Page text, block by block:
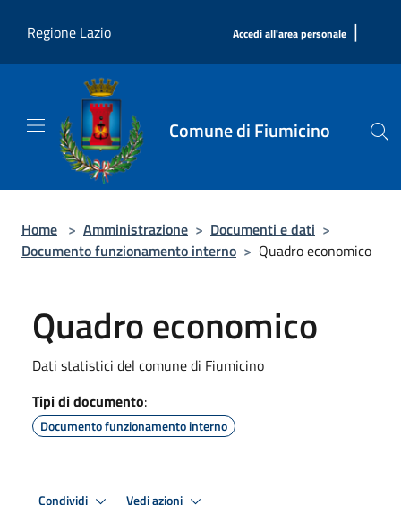
Regione Lazio
Accedi all'area personale |
Comune di Fiumicino
Home > Amministrazione > Documenti e dati >
Documento funzionamento interno > Quadro economico
Quadro economico
Dati statistici del comune di Fiumicino
Tipi di documento:
Documento funzionamento interno
Condividi Vedi azioni